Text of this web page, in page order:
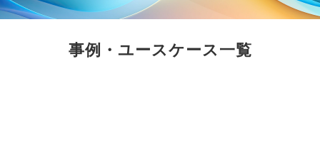
事例
お役立ち資料事例・ユースケース一覧